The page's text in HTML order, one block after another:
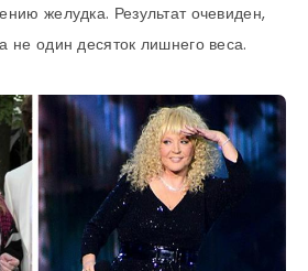
желудка. Результат очевиден,
не один десяток лишнего веса.